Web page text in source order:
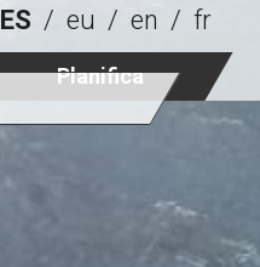
ES eu en fr
Planifica